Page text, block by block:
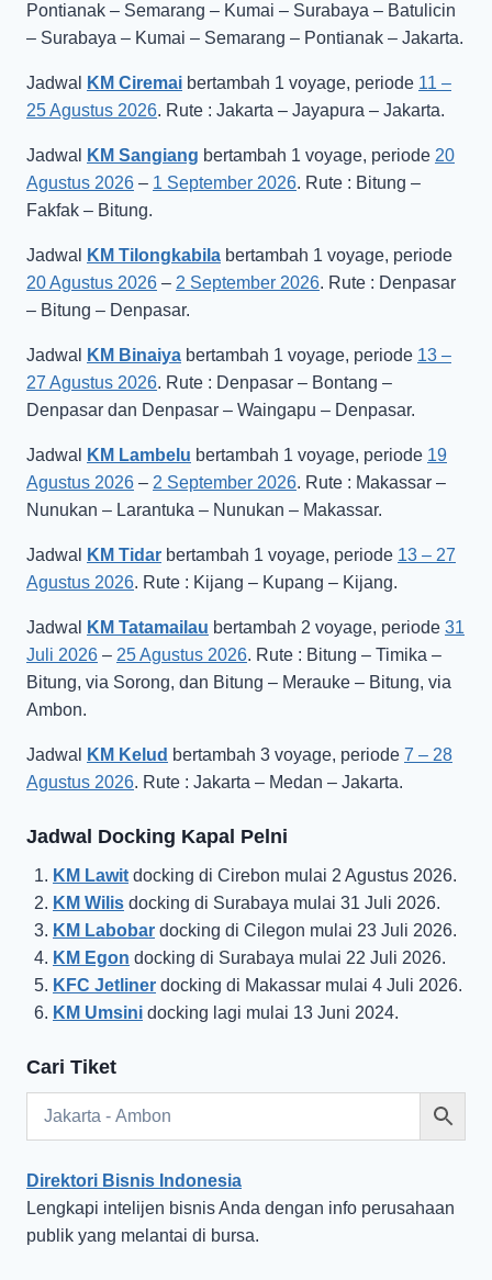
Pontianak – Semarang – Kumai – Surabaya – Batulicin
– Surabaya – Kumai – Semarang – Pontianak – Jakarta.
Jadwal KM Ciremai bertambah 1 voyage, periode 11 –
25 Agustus 2026. Rute : Jakarta – Jayapura – Jakarta.
Jadwal KM Sangiang bertambah 1 voyage, periode 20
Agustus 2026 – 1 September 2026. Rute : Bitung –
Fakfak – Bitung.
Jadwal KM Tilongkabila bertambah 1 voyage, periode
20 Agustus 2026 – 2 September 2026. Rute : Denpasar
– Bitung – Denpasar.
Jadwal KM Binaiya bertambah 1 voyage, periode 13 –
27 Agustus 2026. Rute : Denpasar – Bontang –
Denpasar dan Denpasar – Waingapu – Denpasar.
Jadwal KM Lambelu bertambah 1 voyage, periode 19
Agustus 2026 – 2 September 2026. Rute : Makassar –
Nunukan – Larantuka – Nunukan – Makassar.
Jadwal KM Tidar bertambah 1 voyage, periode 13 – 27
Agustus 2026. Rute : Kijang – Kupang – Kijang.
Jadwal KM Tatamailau bertambah 2 voyage, periode 31
Juli 2026 – 25 Agustus 2026. Rute : Bitung – Timika –
Bitung, via Sorong, dan Bitung – Merauke – Bitung, via
Ambon.
Jadwal KM Kelud bertambah 3 voyage, periode 7 – 28
Agustus 2026. Rute : Jakarta – Medan – Jakarta.
Jadwal Docking Kapal Pelni
KM Lawit docking di Cirebon mulai 2 Agustus 2026.
KM Wilis docking di Surabaya mulai 31 Juli 2026.
KM Labobar docking di Cilegon mulai 23 Juli 2026.
KM Egon docking di Surabaya mulai 22 Juli 2026.
KFC Jetliner docking di Makassar mulai 4 Juli 2026.
KM Umsini docking lagi mulai 13 Juni 2024.
Cari Tiket
Direktori Bisnis Indonesia
Lengkapi intelijen bisnis Anda dengan info perusahaan
publik yang melantai di bursa.